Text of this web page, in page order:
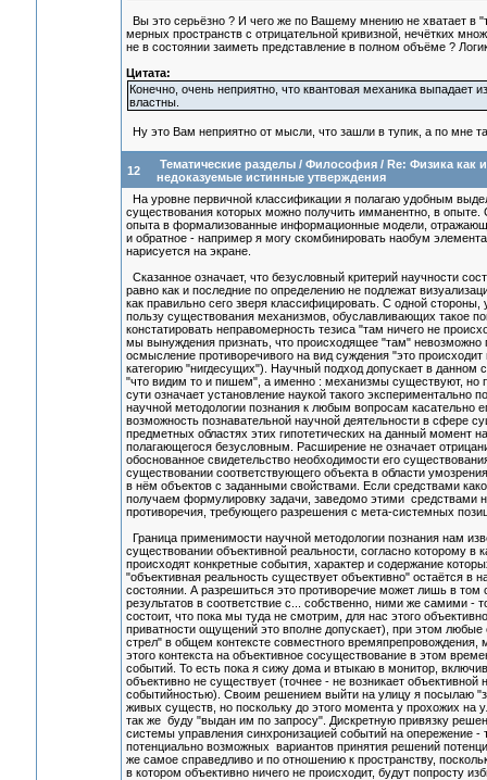
Вы это серьёзно ? И чего же по Вашему мнению не хватает в
мерных пространств с отрицательной кривизной, нечётких
не в состоянии заиметь представление в полном объёме ?
Цитата:
Конечно, очень неприятно, что квантовая механика выпадает
властны.
Ну это Вам неприятно от мысли, что зашли в тупик, а по мне
12 Тематические разделы/ Философия/ Re: Физика как
недоказуемые истинные утверждения
На уровне первичной классификации я полагаю удобным
существования которых можно получить имманентно, в опыте.
опыта в формализованные информационные модели,
и обратное - например я могу скомбинировать наобум
нарисуется на экране.
Сказанное означает, что безусловный критерий научности
равно как и последние по определению не подлежат
как правильно сего зверя классифицировать. С одной
пользу существования механизмов, обуславливающих такое
констатировать неправомерность тезиса "там ничего не
мы вынуждения признать, что происходящее "там" невозможно
осмысление противоречивого на вид суждения "это
категорию "нигдесущих"). Научный подход допускает в данном
"что видим то и пишем", а именно : механизмы существуют, но
сути означает установление наукой такого экспериментально
научной методологии познания к любым вопросам касательно
возможность познавательной научной деятельности в сфере
предметных областях этих гипотетических на данный момент
полагающегося безусловным. Расширение не означает
обоснованное свидетельство необходимости его
существовании соответствующего объекта в области
в нём объектов с заданными свойствами. Если средствами
получаем формулировку задачи, заведомо этими средствами
противоречия, требующего разрешения с мета-системных
Граница применимости научной методологии познания нам
существовании объективной реальности, согласно которому
происходят конкретные события, характер и содержание
"объективная реальность существует объективно" остаётся
состоянии. А разрешиться это противоречие может лишь в
результатов в соответствие с... собственно, ними же самими -
состоит, что пока мы туда не смотрим, для нас этого
приватности ощущений это вполне допускает), при этом
стрел" в общем контексте совместного
этого контекста на объективное сосуществование в этом
событий. То есть пока я сижу дома и втыкаю в монитор,
объективно не существует (точнее - не возникает
событийностью). Своим решением выйти на улицу я посылаю
живых существ, но поскольку до этого момента у прохожих на
так же буду "выдан им по запросу". Дискретную привязку
системы управления синхронизацией событий на опережение -
потенциально возможных вариантов принятия решений
же самое справедливо и по отношению к пространству,
в котором объективно ничего не происходит, будут попросту